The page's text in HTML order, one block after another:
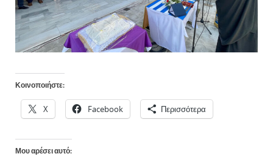
Κοινοποιήστε:
X Facebook Περισσότερα
Μου αρέσει αυτό: